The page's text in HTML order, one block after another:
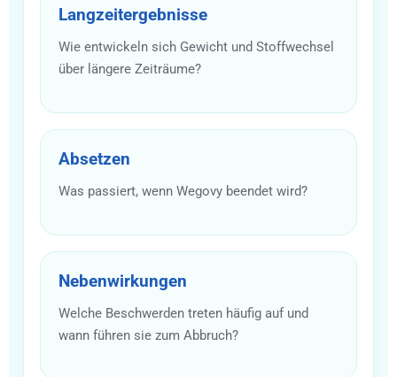
Langzeitergebnisse
Wie entwickeln sich Gewicht und Stoffwechsel
über längere Zeiträume?
Absetzen
Was passiert, wenn Wegovy beendet wird?
Nebenwirkungen
Welche Beschwerden treten häufig auf und
wann führen sie zum Abbruch?